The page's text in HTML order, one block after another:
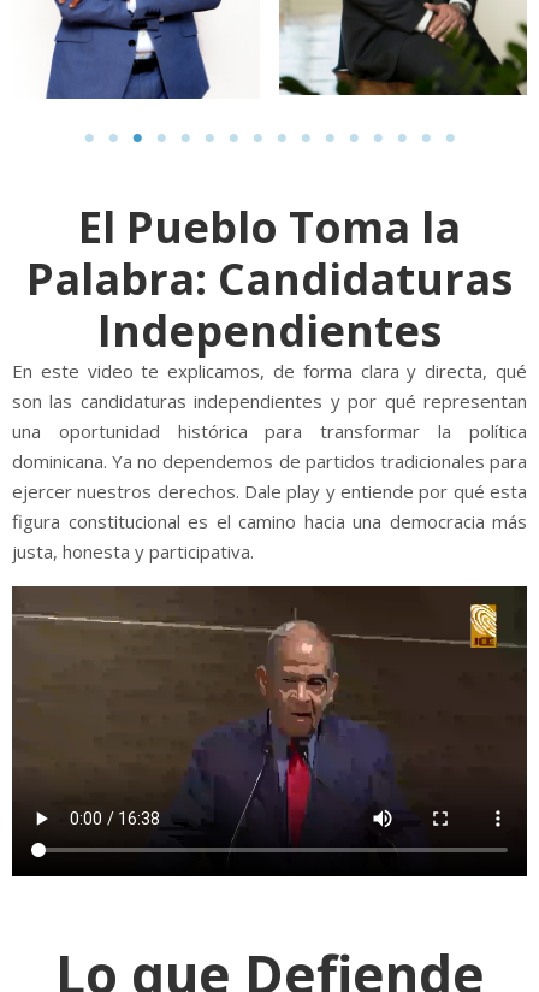
El Pueblo Toma la
Palabra: Candidaturas
Independientes
En este video te explicamos, de forma clara y directa, qué
son las candidaturas independientes y por qué representan
una oportunidad histórica para transformar la política
dominicana. Ya no dependemos de partidos tradicionales para
ejercer nuestros derechos. Dale play y entiende por qué esta
figura constitucional es el camino hacia una democracia más
justa, honesta y participativa.
Lo que Defiende